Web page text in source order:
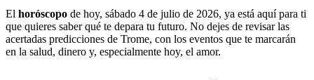
El horóscopo de hoy, sábado 4 de julio de 2026, ya está aquí para ti
que quieres saber qué te depara tu futuro. No dejes de revisar las
acertadas predicciones de Trome, con los eventos que te marcarán
en la salud, dinero y, especialmente hoy, el amor.